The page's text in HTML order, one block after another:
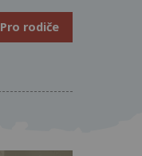
Pro rodiče